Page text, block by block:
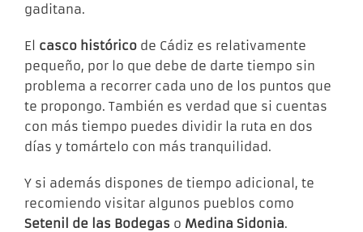
gaditana.
El casco histórico de Cádiz es relativamente
pequeño, por lo que debe de darte tiempo sin
problema a recorrer cada uno de los puntos que
te propongo. También es verdad que si cuentas
con más tiempo puedes dividir la ruta en dos
días y tomártelo con más tranquilidad.
Y si además dispones de tiempo adicional, te
recomiendo visitar algunos pueblos como
Setenil de las Bodegas o Medina Sidonia.